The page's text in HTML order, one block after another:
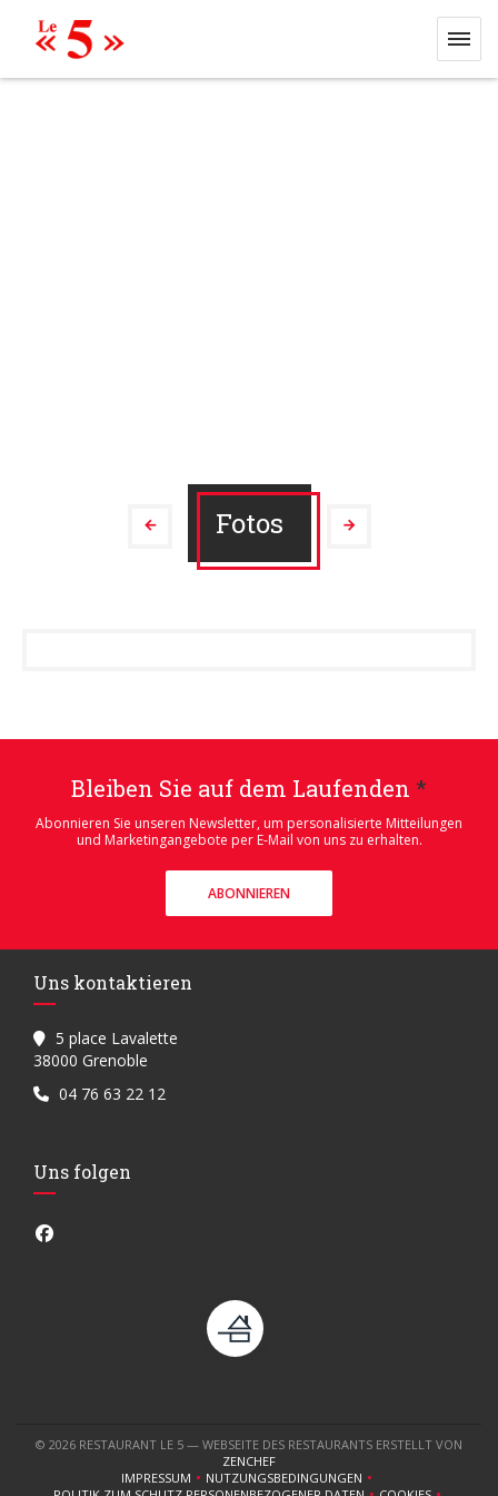
Fotos
Bleiben Sie auf dem Laufenden *
Abonnieren Sie unseren Newsletter, um personalisierte Mitteilungen
und Marketingangebote per E-Mail von uns zu erhalten.
ABONNIEREN
Uns kontaktieren
5 place Lavalette
38000 Grenoble
04 76 63 22 12
Uns folgen
Facebook ((öffnet ein neues Fenster))
© 2026 RESTAURANT LE 5 — WEBSEITE DES RESTAURANTS ERSTELLT VON
ZENCHEF((ÖFFNET EIN NEUES FENSTER))
IMPRESSUM((ÖFFNET EIN NEUES FENSTER))
NUTZUNGSBEDINGUNGEN((ÖFFNET EIN NEUES FENSTER))